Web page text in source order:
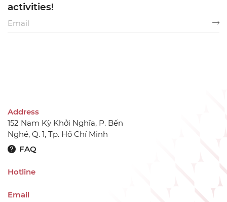
Address
152 Nam Kỳ Khởi Nghĩa, P. Bến
Nghé, Q. 1, Tp. Hồ Chí Minh
FAQ
Hotline
Email
activities!